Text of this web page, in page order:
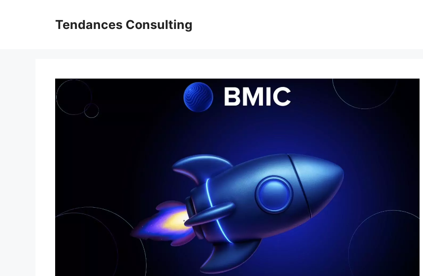
Tendances Consulting